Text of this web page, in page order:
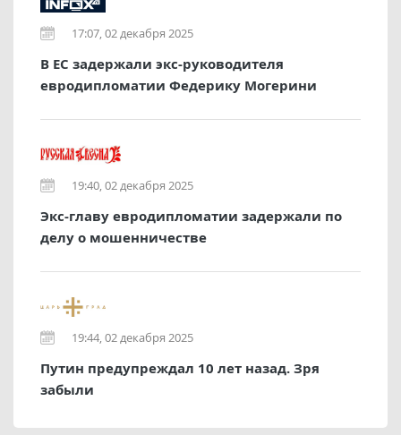
17:07, 02 декабря 2025
В ЕС задержали экс-руководителя
евродипломатии Федерику Могерини
19:40, 02 декабря 2025
Экс-главу евродипломатии задержали по
делу о мошенничестве
19:44, 02 декабря 2025
Путин предупреждал 10 лет назад. Зря
забыли